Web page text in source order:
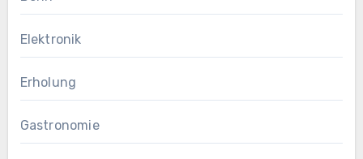
Elektronik
Erholung
Gastronomie